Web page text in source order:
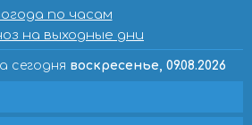
по часам
на выходные дни
сегодня воскресенье, 09.08.2026